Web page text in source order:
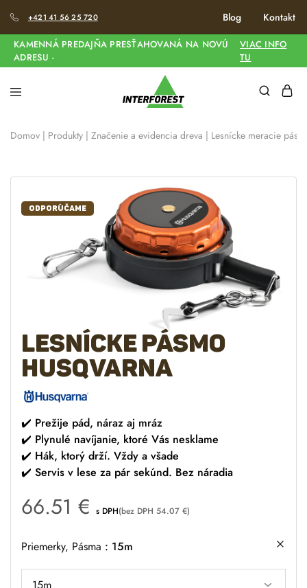
+421 41 56 25 720 Blog Kontakt
KAMENNÁ PREDAJŇA PRESŤAHOVANÁ NA NOVÚ
ADRESU -
VIAC INFO
TU
Domov | Produkty | Značenie a evidencia dreva | Lesnícke meracie
Lesnícke pásmo
Husqvarna
✔️ Prežije pád, náraz aj mráz
✔️ Plynulé navíjanie, ktoré Vás nesklame
✔️ Hák, ktorý drží. Vždy a všade
✔️ Servis v lese za pár sekúnd. Bez náradia
66.51 € s DPH(bez DPH 54.07 €)
Priemerky, Pásma 15m
ODPORÚČAME